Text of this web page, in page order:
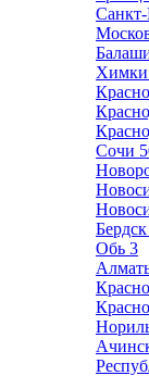
Санкт-
Химки
Сочи
Бердск
Обь 3